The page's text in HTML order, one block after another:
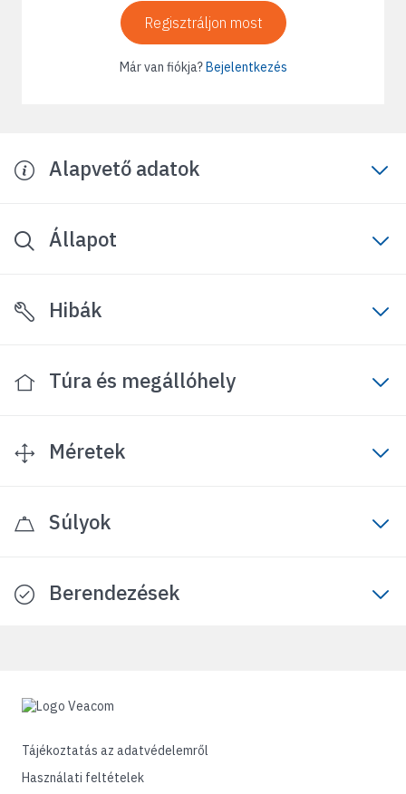
Regisztráljon most
Már van fiókja?Bejelentkezés
Alapvető adatok
Állapot
Hibák
Túra és megállóhely
Méretek
Súlyok
Berendezések
Tájékoztatás az adatvédelemről
Használati feltételek